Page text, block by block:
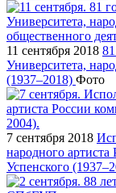
11 сентября 2018
Университета,
(1937–2018) Фото
7 сентября 2018
народного артиста
Успенского